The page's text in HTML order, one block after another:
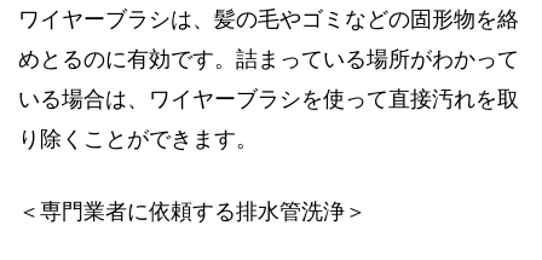
ワイヤーブラシは、髪の毛やゴミなどの固形物を絡
めとるのに有効です。詰まっている場所がわかって
いる場合は、ワイヤーブラシを使って直接汚れを取
り除くことができます。
＜専門業者に依頼する排水管洗浄＞